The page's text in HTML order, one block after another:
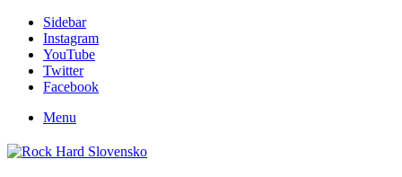
Sidebar
Instagram
YouTube
Twitter
Facebook
Menu